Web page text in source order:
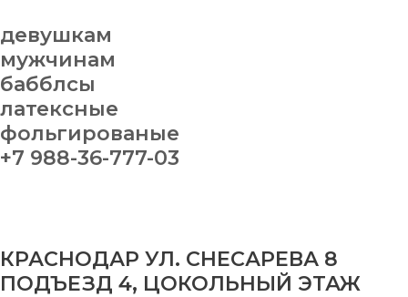
девушкам
мужчинам
бабблсы
латексные
фольгированые
+7 988-36-777-03
КРАСНОДАР УЛ. СНЕСАРЕВА 8
ПОДЪЕЗД 4, ЦОКОЛЬНЫЙ ЭТАЖ